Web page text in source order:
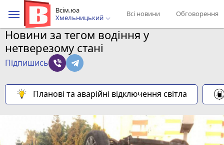
Всім.юа
Хмельницький
Всі новини Обговорення
Новини за тегом водіння у
нетверезому стані
Підпишись
Планові та аварійні відключення світла